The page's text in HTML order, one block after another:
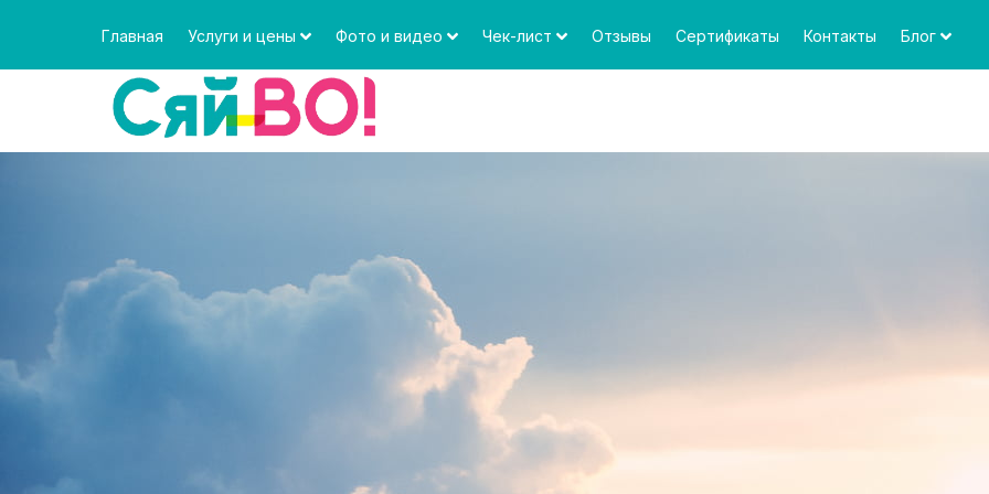
Главная Услуги и цены Фото и видео Чек-лист Отзывы Сертификаты Контакты Блог